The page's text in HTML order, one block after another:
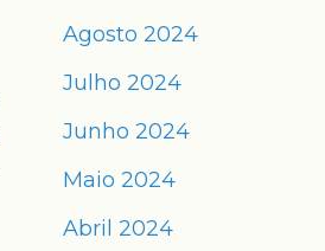
Agosto 2024
Julho 2024
Junho 2024
Maio 2024
Abril 2024